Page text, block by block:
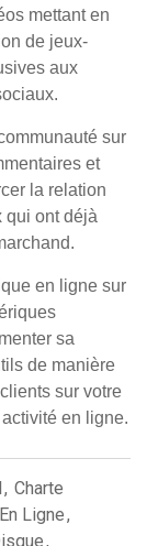
mettant en
de jeux-
aux
sur
et
la relation
qui ont déjà
en ligne sur
sa
de manière
sur votre
en ligne.
, Charte
Ligne,
,